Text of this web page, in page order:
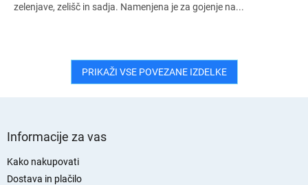
zelenjave, zelišč in sadja. Namenjena je za gojenje na...
PRIKAŽI VSE POVEZANE IZDELKE
Informacije za vas
Kako nakupovati
Dostava in plačilo